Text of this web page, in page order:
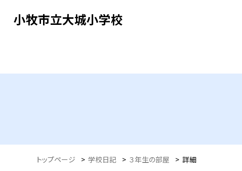
小牧市立大城小学校
トップページ > 学校日記 > ３年生の部屋 > 詳細